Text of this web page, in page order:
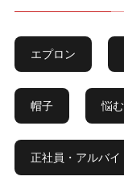
エプロン
帽子 悩む
正社員・アルバイ